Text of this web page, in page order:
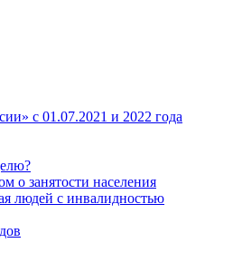
с 01.07.2021 и 2022 года
о занятости населения
людей с инвалидностью